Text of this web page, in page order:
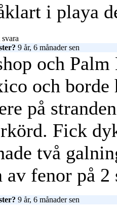
i playa
9 år, 6 månader sen
och
och borde
på
Fick
två
av fenor på 2
9 år, 6 månader sen